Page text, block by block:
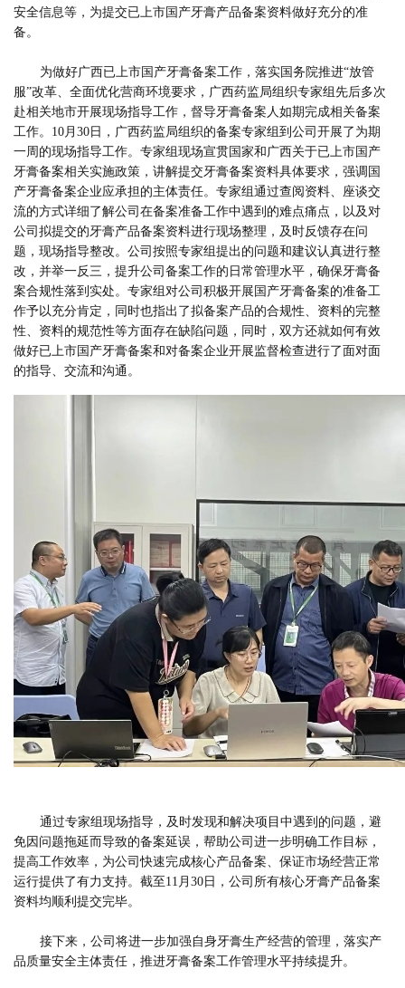
安全信息等，为提交已上市国产牙膏产品备案资料做好充分的准
备。
为做好广西已上市国产牙膏备案工作，落实国务院推进“放管
服”改革、全面优化营商环境要求，广西药监局组织专家组先后多次
赴相关地市开展现场指导工作，督导牙膏备案人如期完成相关备案
工作。 10月30日，广西药监局组织的备案专家组到公司开展了为期
一周的现场指导工作。 专家组现场宣贯国家和广西关于已上市国产
牙膏备案相关实施政策，讲解提交牙膏备案资料具体要求，强调国
产牙膏备案企业应承担的主体责任。 专家组通过查阅资料、座谈交
流的方式详细了解公司在备案准备工作中遇到的难点痛点，以及对
公司拟提交的牙膏产品备案资料进行现场整理，及时反馈存在问
题，现场指导整改。 公司按照专家组提出的问题和建议认真进行整
改，并举一反三，提升公司备案工作的日常管理水平，确保牙膏备
案合规性落到实处。 专家组对公司积极开展国产牙膏备案的准备工
作予以充分肯定，同时也指出了拟备案产品的合规性、资料的完整
性、资料的规范性等方面存在缺陷问题，同时，双方还就如何有效
做好已上市国产牙膏备案和对备案企业开展监督检查进行了面对面
的指导、交流和沟通。
通过专家组现场指导，及时发现和解决项目中遇到的问题，避
免因问题拖延而导致的备案延误，帮助公司进一步明确工作目标，
提高工作效率，为公司快速完成核心产品备案、保证市场经营正常
运行提供了有力支持。截至11月30日，公司所有核心牙膏产品备案
资料均顺利提交完毕。
接下来，公司将进一步加强自身牙膏生产经营的管理，落实产
品质量安全主体责任，推进牙膏备案工作管理水平持续提升。